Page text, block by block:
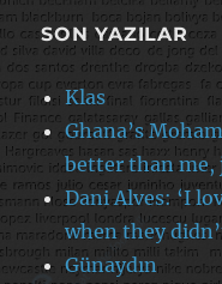
SON YAZILAR
Klas
Ghana’s
better than me,
Dani Alves: ‘I
when they
Günaydın